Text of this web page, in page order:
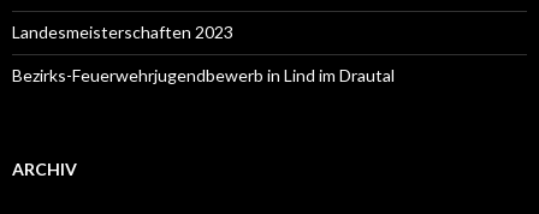
Landesmeisterschaften 2023
Bezirks-Feuerwehrjugendbewerb in Lind im Drautal
ARCHIV